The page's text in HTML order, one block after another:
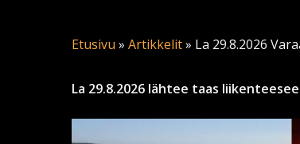
Etusivu » Artikkelit» La 29.8.2026
La 29.8.2026 lähtee taas